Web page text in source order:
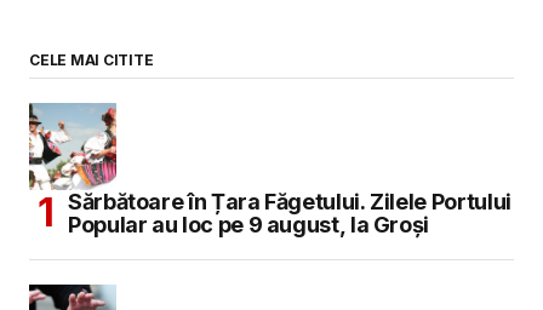
CELE MAI CITITE
Sărbătoare în Țara Făgetului. Zilele Portului
Popular au loc pe 9 august, la Groși